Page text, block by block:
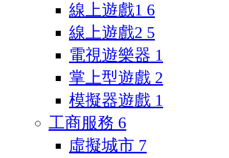
線上遊戲1 6
線上遊戲2 5
電視遊樂器 1
掌上型遊戲 2
模擬器遊戲 1
工商服務 6
虛擬城市 7